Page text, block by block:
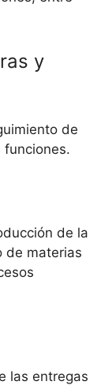
y
de
funciones.
de la
de materias
las entregas